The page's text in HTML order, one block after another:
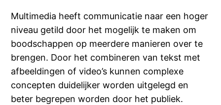
Multimedia heeft communicatie naar een hoger
niveau getild door het mogelijk te maken om
boodschappen op meerdere manieren over te
brengen. Door het combineren van tekst met
afbeeldingen of video’s kunnen complexe
concepten duidelijker worden uitgelegd en
beter begrepen worden door het publiek.